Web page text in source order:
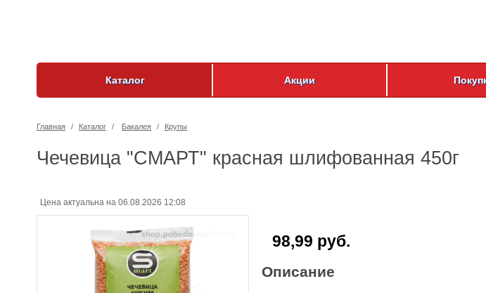
Каталог Акции
Главная / Каталог / Бакалея / Крупы
Чечевица "СМАРТ" красная шлифованная 450г
Цена актуальна на 06.08.2026 12:08
98,99 руб.
Описание